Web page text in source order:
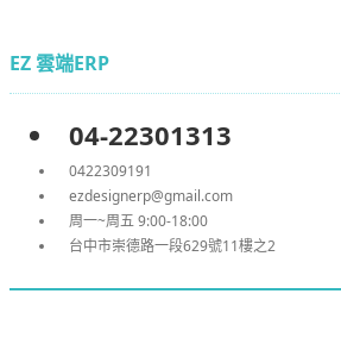
EZ 雲端ERP
04-22301313
0422309191
ezdesignerp@gmail.com
周一~周五 9:00-18:00
台中市崇德路一段629號11樓之2